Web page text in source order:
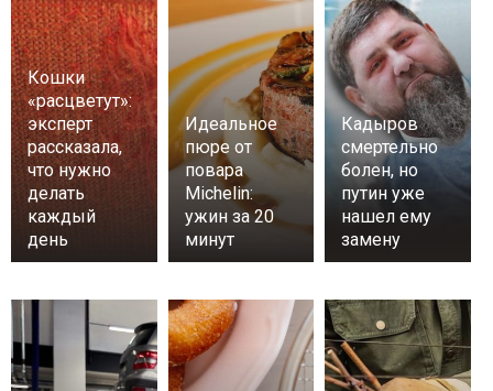
Кошки
«расцветут»:
эксперт
рассказала,
что нужно
делать
каждый
день
Идеальное
пюре от
повара
Michelin:
ужин за 20
минут
Кадыров
смертельно
болен, но
путин уже
нашел ему
замену